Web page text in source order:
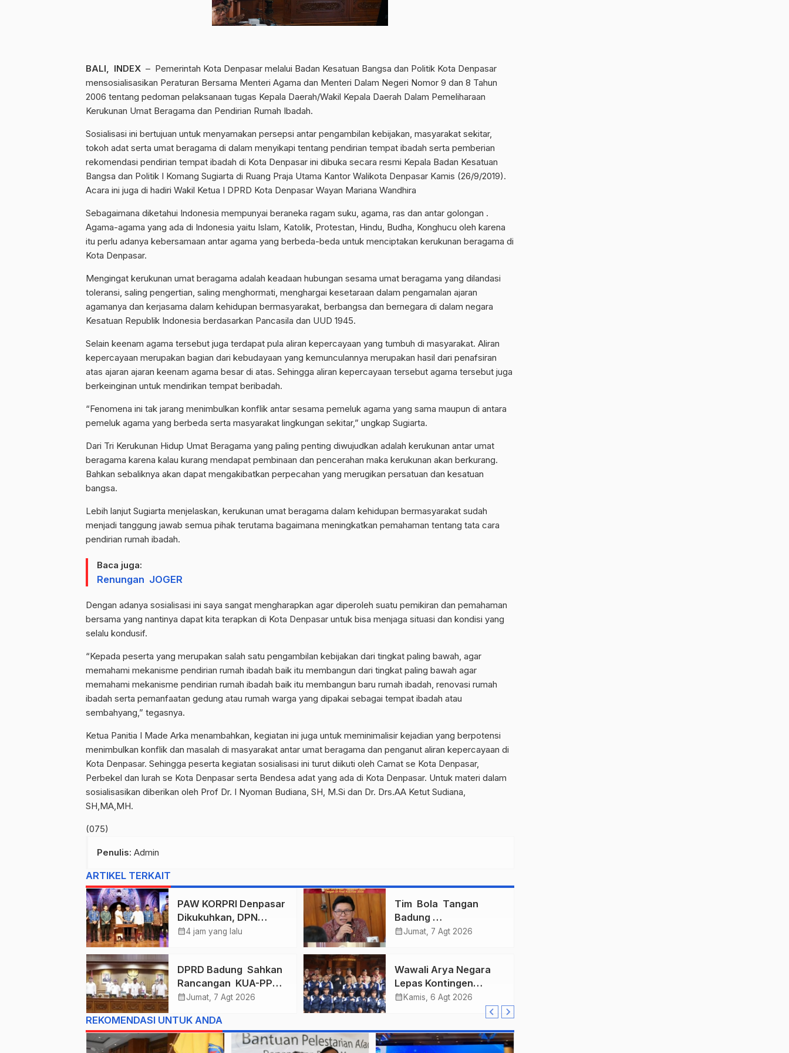
BALI, INDEX – Pemerintah Kota Denpasar melalui Badan Kesatuan Bangsa dan Politik Kota Denpasar
mensosialisasikan Peraturan Bersama Menteri Agama dan Menteri Dalam Negeri Nomor 9 dan 8 Tahun
2006 tentang pedoman pelaksanaan tugas Kepala Daerah/Wakil Kepala Daerah Dalam Pemeliharaan
Kerukunan Umat Beragama dan Pendirian Rumah Ibadah.
Sosialisasi ini bertujuan untuk menyamakan persepsi antar pengambilan kebijakan, masyarakat sekitar,
tokoh adat serta umat beragama di dalam menyikapi tentang pendirian tempat ibadah serta pemberian
rekomendasi pendirian tempat ibadah di Kota Denpasar ini dibuka secara resmi Kepala Badan Kesatuan
Bangsa dan Politik I Komang Sugiarta di Ruang Praja Utama Kantor Walikota Denpasar Kamis (26/9/2019).
Acara ini juga di hadiri Wakil Ketua I DPRD Kota Denpasar Wayan Mariana Wandhira
Sebagaimana diketahui Indonesia mempunyai beraneka ragam suku, agama, ras dan antar golongan .
Agama-agama yang ada di Indonesia yaitu Islam, Katolik, Protestan, Hindu, Budha, Konghucu oleh karena
itu perlu adanya kebersamaan antar agama yang berbeda-beda untuk menciptakan kerukunan beragama di
Kota Denpasar.
Mengingat kerukunan umat beragama adalah keadaan hubungan sesama umat beragama yang dilandasi
toleransi, saling pengertian, saling menghormati, menghargai kesetaraan dalam pengamalan ajaran
agamanya dan kerjasama dalam kehidupan bermasyarakat, berbangsa dan bernegara di dalam negara
Kesatuan Republik Indonesia berdasarkan Pancasila dan UUD 1945.
Selain keenam agama tersebut juga terdapat pula aliran kepercayaan yang tumbuh di masyarakat. Aliran
kepercayaan merupakan bagian dari kebudayaan yang kemunculannya merupakan hasil dari penafsiran
atas ajaran ajaran keenam agama besar di atas. Sehingga aliran kepercayaan tersebut agama tersebut juga
berkeinginan untuk mendirikan tempat beribadah.
“Fenomena ini tak jarang menimbulkan konflik antar sesama pemeluk agama yang sama maupun di antara
pemeluk agama yang berbeda serta masyarakat lingkungan sekitar,” ungkap Sugiarta.
Dari Tri Kerukunan Hidup Umat Beragama yang paling penting diwujudkan adalah kerukunan antar umat
beragama karena kalau kurang mendapat pembinaan dan pencerahan maka kerukunan akan berkurang.
Bahkan sebaliknya akan dapat mengakibatkan perpecahan yang merugikan persatuan dan kesatuan
bangsa.
Lebih lanjut Sugiarta menjelaskan, kerukunan umat beragama dalam kehidupan bermasyarakat sudah
menjadi tanggung jawab semua pihak terutama bagaimana meningkatkan pemahaman tentang tata cara
pendirian rumah ibadah.
Baca juga:
Renungan JOGER
Dengan adanya sosialisasi ini saya sangat mengharapkan agar diperoleh suatu pemikiran dan pemahaman
bersama yang nantinya dapat kita terapkan di Kota Denpasar untuk bisa menjaga situasi dan kondisi yang
selalu kondusif.
“Kepada peserta yang merupakan salah satu pengambilan kebijakan dari tingkat paling bawah, agar
memahami mekanisme pendirian rumah ibadah baik itu membangun dari tingkat paling bawah agar
memahami mekanisme pendirian rumah ibadah baik itu membangun baru rumah ibadah, renovasi rumah
ibadah serta pemanfaatan gedung atau rumah warga yang dipakai sebagai tempat ibadah atau
sembahyang,” tegasnya.
Ketua Panitia I Made Arka menambahkan, kegiatan ini juga untuk meminimalisir kejadian yang berpotensi
menimbulkan konflik dan masalah di masyarakat antar umat beragama dan penganut aliran kepercayaan di
Kota Denpasar. Sehingga peserta kegiatan sosialisasi ini turut diikuti oleh Camat se Kota Denpasar,
Perbekel dan lurah se Kota Denpasar serta Bendesa adat yang ada di Kota Denpasar. Untuk materi dalam
sosialisasikan diberikan oleh Prof Dr. I Nyoman Budiana, SH, M.Si dan Dr. Drs.AA Ketut Sudiana,
SH,MA,MH.
(075)
Penulis: Admin
ARTIKEL TERKAIT
PAW KORPRI Denpasar
Dikukuhkan, DPN
Apresiasi “Sembagi
Rentan
calendar_month4 jam yang lalu
Tim Bola Tangan
Badung
Persembahkan Emas
Kejurnas 2026
calendar_monthJumat, 7 Agt 2026
DPRD Badung Sahkan
Rancangan KUA-PPAS
2027, Anggaran
Rp. 11 Triliun
calendar_monthJumat, 7 Agt 2026
Wawali Arya Negara
Lepas Kontingen
Kwarcab Denpasar
2026.
calendar_month Kamis, 6 Agt 2026
REKOMENDASI UNTUK ANDA